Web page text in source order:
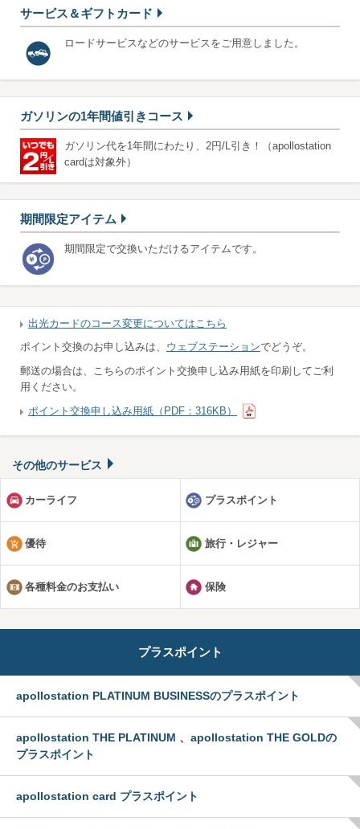
サービス＆ギフトカード
ロードサービスなどのサービスをご用意しました。
ガソリンの1年間値引きコース
ガソリン代を1年間にわたり、2円/L引き！（apollostation
cardは対象外）
期間限定アイテム
期間限定で交換いただけるアイテムです。
出光カードのコース変更についてはこちら
ポイント交換のお申し込みは、 ウェブステーションでどうぞ。
郵送の場合は、こちらのポイント交換申し込み用紙を印刷してご利
用ください。
ポイント交換申し込み用紙（PDF：316KB）
その他のサービス
カーライフ プラスポイント
優待 旅行・レジャー
各種料金のお支払い 保険
プラスポイント
apollostation PLATINUM BUSINESSのプラスポイント
apollostation THE PLATINUM 、apollostation THE GOLDの
プラスポイント
apollostation card プラスポイント